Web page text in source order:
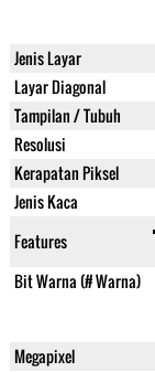
Jenis Layar
Layar Diagonal
Tampilan / Tubuh
Resolusi
Kerapatan Piksel
Jenis Kaca
Features
Bit Warna (# Warna)
Megapixel